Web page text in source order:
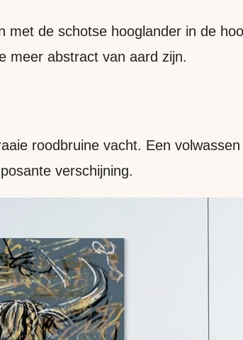
met de schotse hooglander in de
meer abstract van aard zijn.
roodbruine vacht. Een
verschijning.